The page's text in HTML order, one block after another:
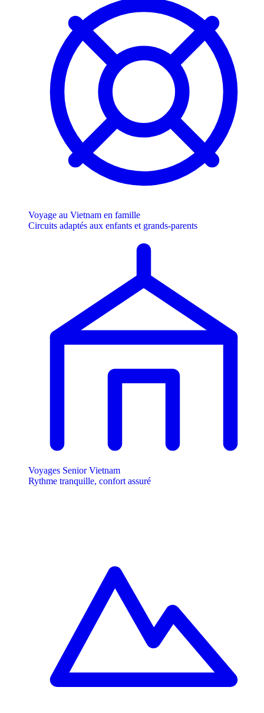
Voyage au Vietnam en famille
Circuits adaptés aux enfants et grands-parents
Voyages Senior Vietnam
Rythme tranquille, confort assuré